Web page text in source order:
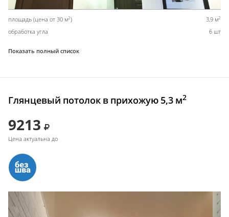
площадь (цена от 30 м2) 3,9 м2
обработка угла 6 шт
Показать полный список
Глянцевый потолок в прихожую 5,3 м2
9213
Цена актуальна до